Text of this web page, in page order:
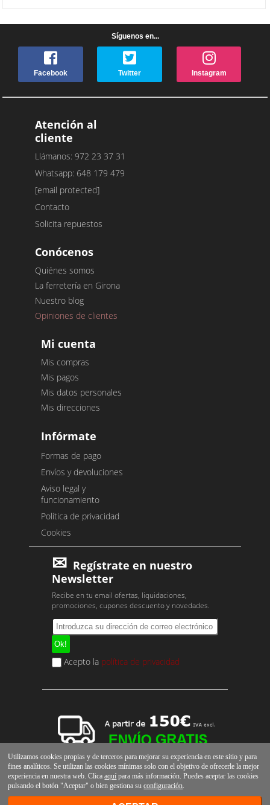
Síguenos en...
Facebook Twitter Instagram
Atención al
cliente
Llámanos: 972 23 37 31
Whatsapp: 648 179 479
[email protected]
Contacto
Solicita repuestos
Conócenos
Quiénes somos
La ferretería en Girona
Nuestro blog
Opiniones de clientes
Mi cuenta
Mis compras
Mis pagos
Mis datos personales
Mis direcciones
Infórmate
Formas de pago
Envíos y devoluciones
Aviso legal y
funcionamiento
Política de privacidad
Cookies
Regístrate en nuestro
Newsletter
Recibe en tu email ofertas, liquidaciones,
promociones, cupones descuento y novedades.
Acepto la política de privacidad
Utilizamos cookies propias y de terceros para mejorar su experiencia en este sitio y para
fines analíticos. Se utilizan las cookies mínimas solo con el objetivo de ofrecerle la mejor
experiencia en nuestra web. Clicaaquí para más información. Puedes aceptar las cookies
pulsando el botón "Aceptar" o bien gestiona suconfiguración.